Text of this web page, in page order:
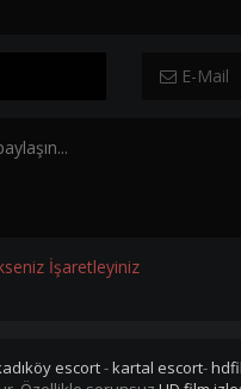
E-Mail
İşaretleyiniz
escort-kartal escort-